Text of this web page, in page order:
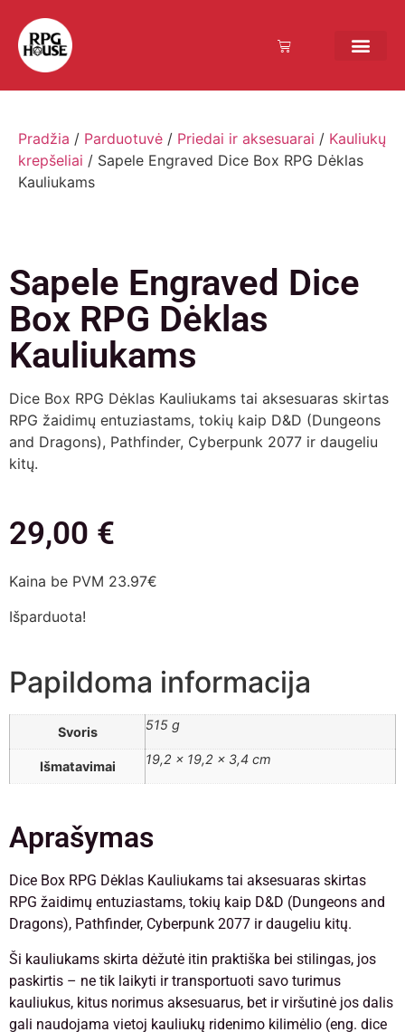
Pradžia / Parduotuvė / Priedai ir aksesuarai / Kauliukų
krepšeliai / Sapele Engraved Dice Box RPG Dėklas
Kauliukams
Sapele Engraved Dice
Box RPG Dėklas
Kauliukams
Dice Box RPG Dėklas Kauliukams tai aksesuaras skirtas
RPG žaidimų entuziastams, tokių kaip D&D (Dungeons
and Dragons), Pathfinder, Cyberpunk 2077 ir daugeliu
kitų.
29,00 €
Kaina be PVM 23.97€
Išparduota!
Papildoma informacija
Svoris 515 g
Išmatavimai 19,2 × 19,2 × 3,4 cm
Aprašymas
Dice Box RPG Dėklas Kauliukams tai aksesuaras skirtas
RPG žaidimų entuziastams, tokių kaip D&D (Dungeons and
Dragons), Pathfinder, Cyberpunk 2077 ir daugeliu kitų.
Ši kauliukams skirta dėžutė itin praktiška bei stilingas, jos
paskirtis – ne tik laikyti ir transportuoti savo turimus
kauliukus, kitus norimus aksesuarus, bet ir viršutinė jos dalis
gali naudojama vietoj kauliukų ridenimo kilimėlio (eng. dice